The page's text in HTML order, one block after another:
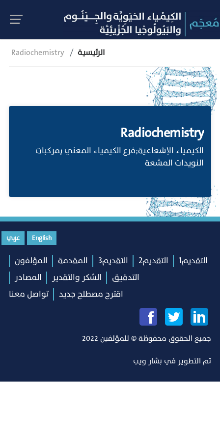
Radiochemistry الرئيسية
Radiochemistry
الكيمياء الإشعاعية;فرع الكيمياء المعني بمركبات
النويدات المشعة
English عربي
التقديم1 التقديم2 التقديم3 المقدمة
المؤلفون
التدقيق
الشكر والتقدير
المصادر
اقترح مصطلح جديد
تواصل معنا
جميع الحقوق محفوظة © للمؤلفين 2022
تم التطوير في بشار ويب